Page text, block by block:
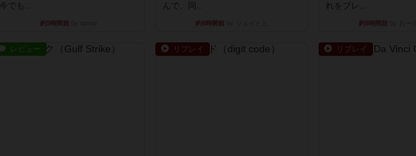
今でも...
約5時間前
んで、同...
約8時間前
れをプレ...
約9時間前
レビュー リプレイ リプレイ